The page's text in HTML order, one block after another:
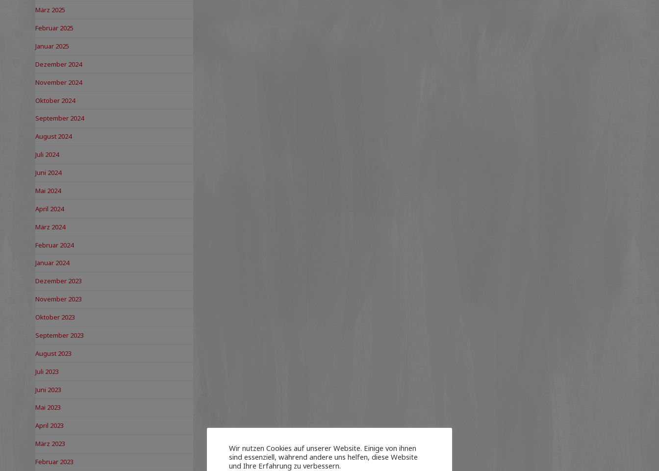
März 2025
Februar 2025
Januar 2025
Dezember 2024
November 2024
Oktober 2024
September 2024
August 2024
Juli 2024
Juni 2024
Mai 2024
April 2024
März 2024
Februar 2024
Januar 2024
Dezember 2023
November 2023
Oktober 2023
September 2023
August 2023
Juli 2023
Juni 2023
Mai 2023
April 2023
März 2023
Februar 2023
Wir nutzen Cookies auf unserer Website. Einige von ihnen
sind essenziell, während andere uns helfen, diese Website
und Ihre Erfahrung zu verbessern.